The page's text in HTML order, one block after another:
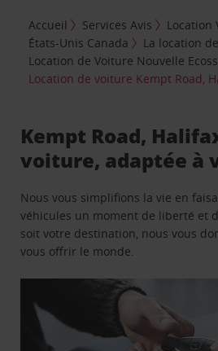
Accueil Services Avis
Location
États-Unis Canada
La location
Location de Voiture Nouvelle
Location de voiture Kempt Road,
Kempt Road,
voiture, adaptée à
Nous vous simplifions la vie en
véhicules un moment de liberté et
soit votre destination, nous vous
vous offrir le monde.